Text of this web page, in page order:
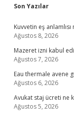
Sidebar
Son Yazılar
Kuvvetin eş anlamlısı
Ağustos 8, 2026
Mazeret izni kabul
Ağustos 7, 2026
Eau thermale avene
Ağustos 6, 2026
Avukat staj ücreti ne
Ağustos 5, 2026